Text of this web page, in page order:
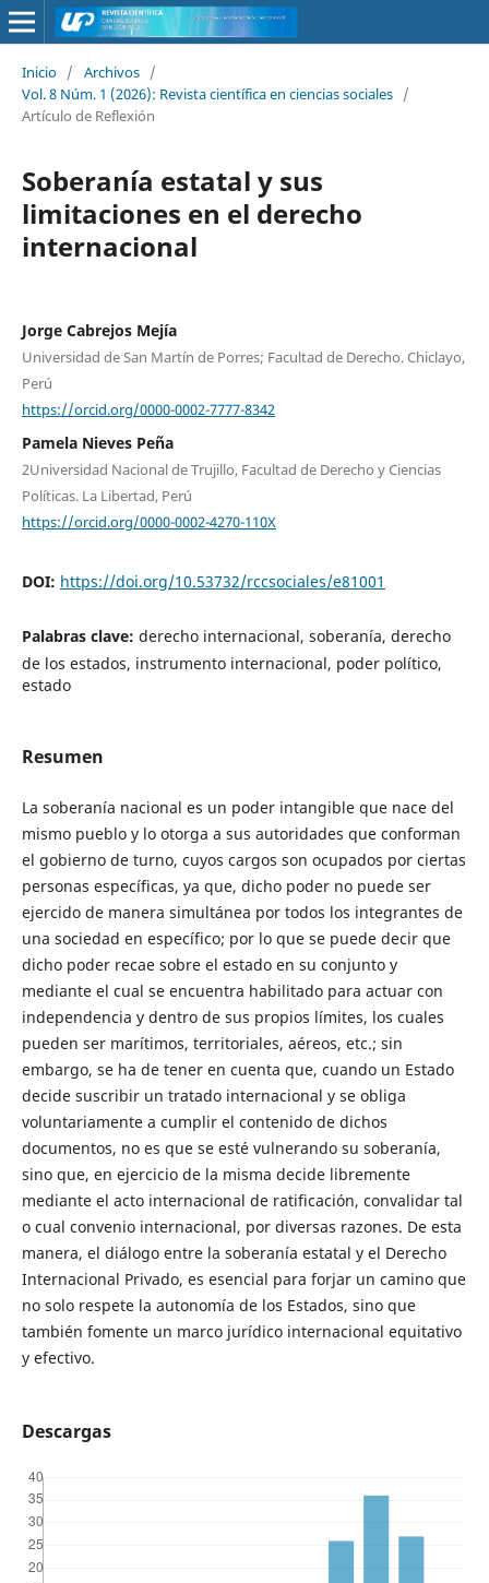
Inicio / Archivos /
Vol. 8 Núm. 1 (2026): Revista científica en ciencias sociales /
Artículo de Reflexión
Soberanía estatal y sus
limitaciones en el derecho
internacional
Jorge Cabrejos Mejía
Universidad de San Martín de Porres; Facultad de Derecho. Chiclayo,
Perú
https://orcid.org/0000-0002-7777-8342
Pamela Nieves Peña
2Universidad Nacional de Trujillo, Facultad de Derecho y Ciencias
Políticas. La Libertad, Perú
https://orcid.org/0000-0002-4270-110X
DOI: https://doi.org/10.53732/rccsociales/e81001
Palabras clave: derecho internacional, soberanía, derecho
de los estados, instrumento internacional, poder político,
estado
Resumen
La soberanía nacional es un poder intangible que nace del
mismo pueblo y lo otorga a sus autoridades que conforman
el gobierno de turno, cuyos cargos son ocupados por ciertas
personas específicas, ya que, dicho poder no puede ser
ejercido de manera simultánea por todos los integrantes de
una sociedad en específico; por lo que se puede decir que
dicho poder recae sobre el estado en su conjunto y
mediante el cual se encuentra habilitado para actuar con
independencia y dentro de sus propios límites, los cuales
pueden ser marítimos, territoriales, aéreos, etc.; sin
embargo, se ha de tener en cuenta que, cuando un Estado
decide suscribir un tratado internacional y se obliga
voluntariamente a cumplir el contenido de dichos
documentos, no es que se esté vulnerando su soberanía,
sino que, en ejercicio de la misma decide libremente
mediante el acto internacional de ratificación, convalidar tal
o cual convenio internacional, por diversas razones. De esta
manera, el diálogo entre la soberanía estatal y el Derecho
Internacional Privado, es esencial para forjar un camino que
no solo respete la autonomía de los Estados, sino que
también fomente un marco jurídico internacional equitativo
y efectivo.
Descargas